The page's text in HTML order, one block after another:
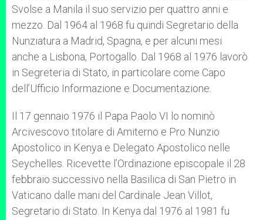
Svolse a Manila il suo servizio per quattro anni e
mezzo. Dal 1964 al 1968 fu quindi Segretario della
Nunziatura a Madrid, Spagna, e per alcuni mesi
anche a Lisbona, Portogallo. Dal 1968 al 1976 lavorò
in Segreteria di Stato, in particolare come Capo
dell’Ufficio Informazione e Documentazione.
Il 17 gennaio 1976 il Papa Paolo VI lo nominò
Arcivescovo titolare di Amiterno e Pro Nunzio
Apostolico in Kenya e Delegato Apostolico nelle
Seychelles. Ricevette l’Ordinazione episcopale il 28
febbraio successivo nella Basilica di San Pietro in
Vaticano dalle mani del Cardinale Jean Villot,
Segretario di Stato. In Kenya dal 1976 al 1981 fu